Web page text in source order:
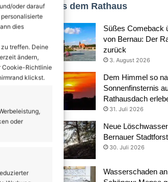
oder darauf
dies
treffen. Deine
ändern,
Cookie-Richtlinie
klickst.
oder
Aus dem Rathaus
Süßes Comeback
von Bernau: Der
zurück
3. August 2026
Dem Himmel so
Sonnenfinsternis
Rathausdach
31. Juli 2026
Neue
Bernauer Stadtforst
30. Juli 2026
Wasserschaden